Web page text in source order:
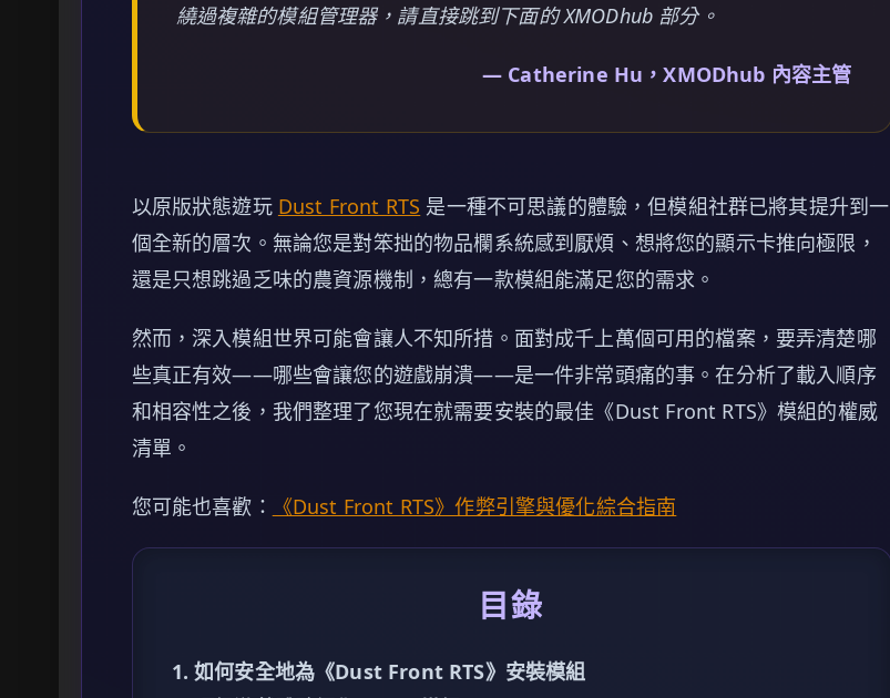
繞過複雜的模組管理器，請直接跳到下面的 XMODhub 部分。
— Catherine Hu，XMODhub 內容主管
以原版狀態遊玩 Dust Front RTS 是一種不可思議的體驗，但模組社群已將其提升到一
個全新的層次。無論您是對笨拙的物品欄系統感到厭煩、想將您的顯示卡推向極限，
還是只想跳過乏味的農資源機制，總有一款模組能滿足您的需求。
然而，深入模組世界可能會讓人不知所措。面對成千上萬個可用的檔案，要弄清楚哪
些真正有效——哪些會讓您的遊戲崩潰——是一件非常頭痛的事。在分析了載入順序
和相容性之後，我們整理了您現在就需要安裝的最佳《Dust Front RTS》模組的權威
清單。
您可能也喜歡： 《Dust Front RTS》作弊引擎與優化綜合指南
目錄
1. 如何安全地為《Dust Front RTS》安裝模組